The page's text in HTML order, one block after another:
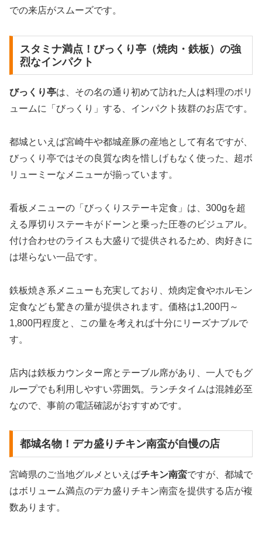
での来店がスムーズです。
スタミナ満点！びっくり亭（焼肉・鉄板）の強
烈なインパクト
びっくり亭は、その名の通り初めて訪れた人は料理のボリ
ュームに「びっくり」する、インパクト抜群のお店です。
都城といえば宮崎牛や都城産豚の産地として有名ですが、
びっくり亭ではその良質な肉を惜しげもなく使った、超ボ
リューミーなメニューが揃っています。
看板メニューの「びっくりステーキ定食」は、300gを超
える厚切りステーキがドーンと乗った圧巻のビジュアル。
付け合わせのライスも大盛りで提供されるため、肉好きに
は堪らない一品です。
鉄板焼き系メニューも充実しており、焼肉定食やホルモン
定食なども驚きの量が提供されます。価格は1,200円～
1,800円程度と、この量を考えれば十分にリーズナブルで
す。
店内は鉄板カウンター席とテーブル席があり、一人でもグ
ループでも利用しやすい雰囲気。ランチタイムは混雑必至
なので、事前の電話確認がおすすめです。
都城名物！デカ盛りチキン南蛮が自慢の店
宮崎県のご当地グルメといえばチキン南蛮ですが、都城で
はボリューム満点のデカ盛りチキン南蛮を提供する店が複
数あります。